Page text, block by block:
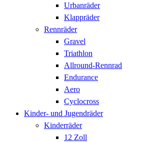
Urbanräder
Klappräder
Rennräder
Gravel
Triathlon
Allround-Rennrad
Endurance
Aero
Cyclocross
Kinder- und Jugendräder
Kinderräder
12 Zoll